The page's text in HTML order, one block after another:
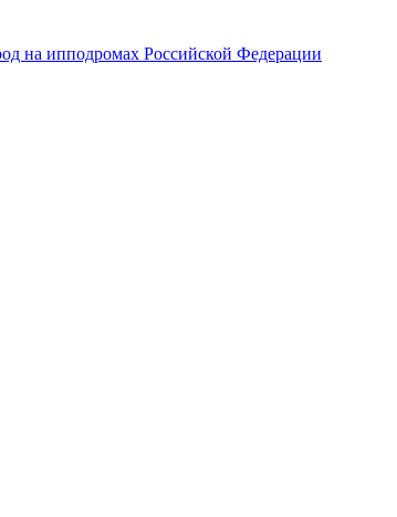
на ипподромах Российской Федерации